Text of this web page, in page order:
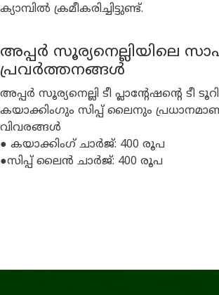
ക്യാമ്പിൽ ക്രമീകരിച്ചിട്ടുണ്ട്.
അപ്പർ സൂര്യനെല്ലിയിലെ
പ്രവർത്തനങ്ങൾ
അപ്പർ സൂര്യനെല്ലി ടീ പ്ലാൻ്റേഷൻ്റെ ടീ
കയാക്കിംഗും സിപ്പ് ലൈനും
വിവരങ്ങൾ
● കയാക്കിംഗ് ചാർജ്: 400 രൂപ
●സിപ്പ് ലൈൻ ചാർജ്: 400 രൂപ